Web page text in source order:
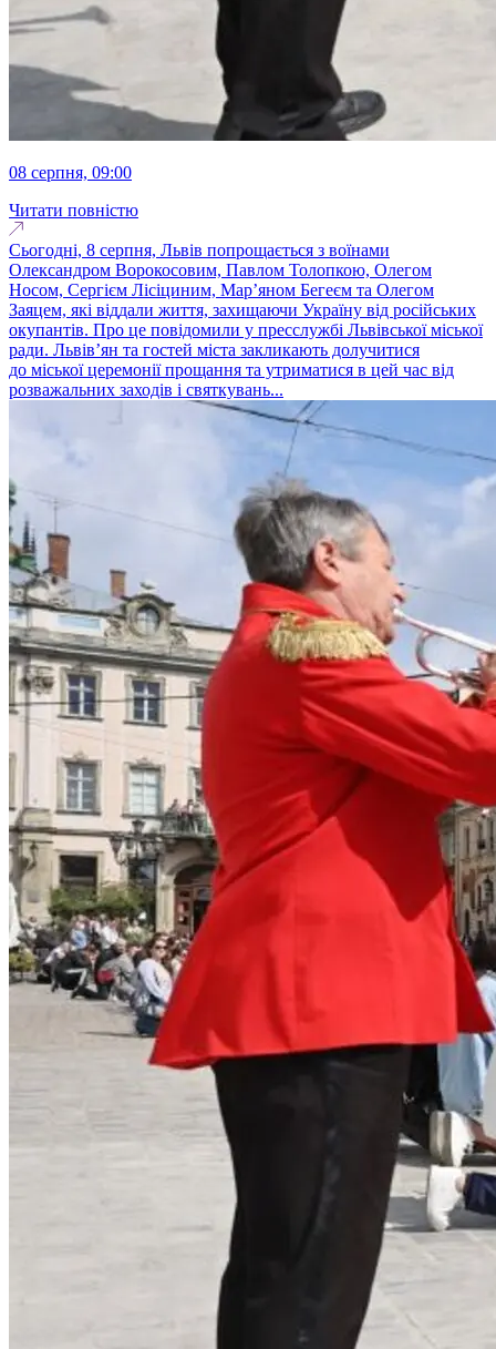
08 серпня, 09:00
Читати повністю
Сьогодні, 8 серпня, Львів попрощається з воїнами
Олександром Ворокосовим, Павлом Толопкою, Олегом
Носом, Сергієм Лісіциним, Марʼяном Бегеєм та Олегом
Заяцем, які віддали життя, захищаючи Україну від російських
окупантів. Про це повідомили у пресслужбі Львівської міської
ради. Львів’ян та гостей міста закликають долучитися
до міської церемонії прощання та утриматися в цей час від
розважальних заходів і святкувань...